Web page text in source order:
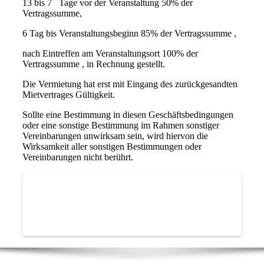
13 bis 7 Tage vor der Veranstaltung 50% der
Vertragssumme,
6 Tag bis Veranstaltungsbeginn 85% der Vertragssumme ,
nach Eintreffen am Veranstaltungsort 100% der
Vertragssumme , in Rechnung gestellt.
Die Vermietung hat erst mit Eingang des zurückgesandten
Mietvertrages Gültigkeit.
Sollte eine Bestimmung in diesen Geschäftsbedingungen
oder eine sonstige Bestimmung im Rahmen sonstiger
Vereinbarungen unwirksam sein, wird hiervon die
Wirksamkeit aller sonstigen Bestimmungen oder
Vereinbarungen nicht berührt.